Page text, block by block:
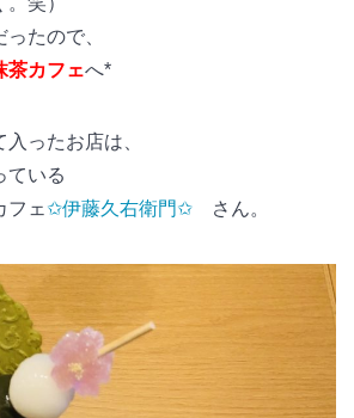
たので、
茶カフェへ*
ったお店は、
ている
フェ ✩伊藤久右衛門✩ さん。